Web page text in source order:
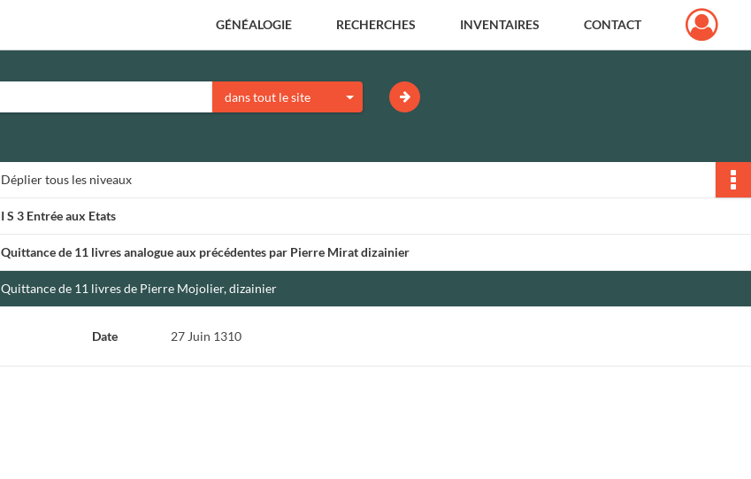
GÉNÉALOGIE RECHERCHES INVENTAIRES CONTACT
dans tout le site
Dépliertous les niveaux
I S 3 Entrée aux Etats
Quittance de 11 livres analogue aux précédentes par Pierre Mirat dizainier
Quittance de 11 livres de Pierre Mojolier, dizainier
Date 27 Juin 1310